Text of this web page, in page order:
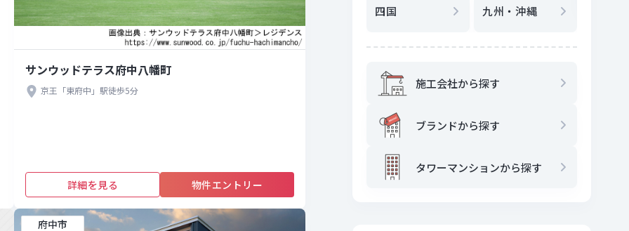
サンウッドテラス府中八幡町
京王「東府中」駅徒歩5分
詳細を見る 物件エントリー
府中市
四国 九州・沖縄
施工会社から探す
ブランドから探す
タワーマンションから探す